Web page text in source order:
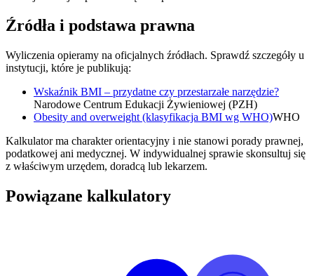
Źródła i podstawa prawna
Wyliczenia opieramy na oficjalnych źródłach. Sprawdź szczegóły u
instytucji, które je publikują:
Wskaźnik BMI – przydatne czy przestarzałe narzędzie?
Narodowe Centrum Edukacji Żywieniowej (PZH)
Obesity and overweight (klasyfikacja BMI wg WHO)WHO
Kalkulator ma charakter orientacyjny i nie stanowi porady prawnej,
podatkowej ani medycznej. W indywidualnej sprawie skonsultuj się
z właściwym urzędem, doradcą lub lekarzem.
Powiązane kalkulatory